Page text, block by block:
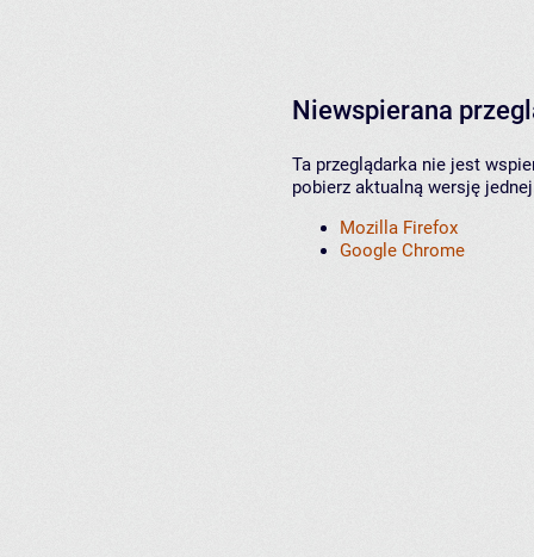
Niewspierana
Ta przeglądarka nie jest
pobierz aktualną wersję
Mozilla Firefox
Google Chrome